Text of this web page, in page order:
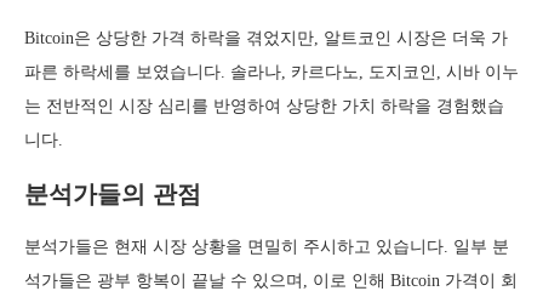
Bitcoin은 상당한 가격 하락을 겪었지만, 알트코인 시장은 더욱 가
파른 하락세를 보였습니다. 솔라나, 카르다노, 도지코인, 시바 이누
는 전반적인 시장 심리를 반영하여 상당한 가치 하락을 경험했습
니다.
분석가들의 관점
분석가들은 현재 시장 상황을 면밀히 주시하고 있습니다. 일부 분
석가들은 광부 항복이 끝날 수 있으며, 이로 인해 Bitcoin 가격이 회